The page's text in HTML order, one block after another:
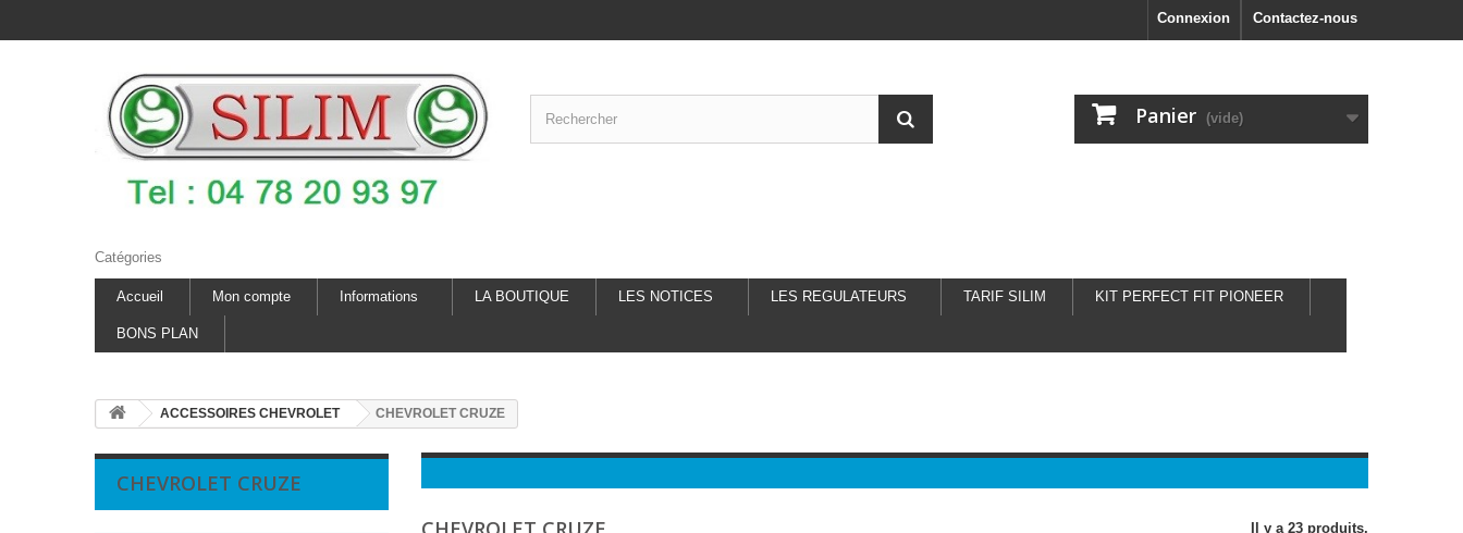
Contactez-nous
Connexion
Panier (vide)
Catégories
Accueil Mon compte Informations LA BOUTIQUE LES NOTICES LES REGULATEURS TARIF SILIM KIT PERFECT FIT PIONEER
BONS PLAN
ACCESSOIRES CHEVROLET CHEVROLET CRUZE
CHEVROLET CRUZE
Il y a 23 produits.